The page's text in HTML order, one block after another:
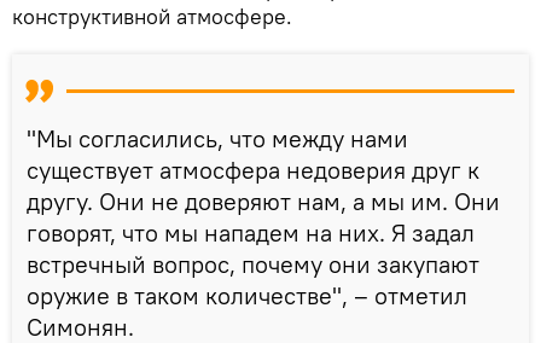
конструктивной атмосфере.
"Мы согласились, что между нами
существует атмосфера недоверия друг к
другу. Они не доверяют нам, а мы им. Они
говорят, что мы нападем на них. Я задал
встречный вопрос, почему они закупают
оружие в таком количестве", – отметил
Симонян.